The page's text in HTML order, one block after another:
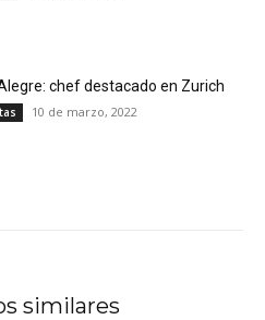
chef destacado en Zurich
10 de marzo, 2022
similares